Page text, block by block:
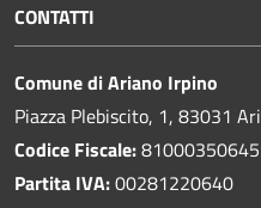
CONTATTI
Comune di Ariano Irpino
Piazza Plebiscito, 1, 83031
Codice Fiscale:81000350645
Partita IVA:00281220640